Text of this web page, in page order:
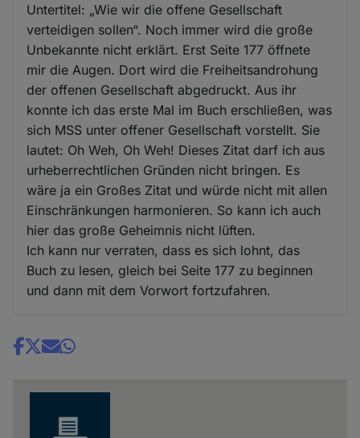
Untertitel: „Wie wir die offene Gesellschaft
verteidigen sollen“. Noch immer wird die große
Unbekannte nicht erklärt. Erst Seite 177 öffnete
mir die Augen. Dort wird die Freiheitsandrohung
der offenen Gesellschaft abgedruckt. Aus ihr
konnte ich das erste Mal im Buch erschließen, was
sich MSS unter offener Gesellschaft vorstellt. Sie
lautet: Oh Weh, Oh Weh! Dieses Zitat darf ich aus
urheberrechtlichen Gründen nicht bringen. Es
wäre ja ein Großes Zitat und würde nicht mit allen
Einschränkungen harmonieren. So kann ich auch
hier das große Geheimnis nicht lüften.
Ich kann nur verraten, dass es sich lohnt, das
Buch zu lesen, gleich bei Seite 177 zu beginnen
und dann mit dem Vorwort fortzufahren.
Share